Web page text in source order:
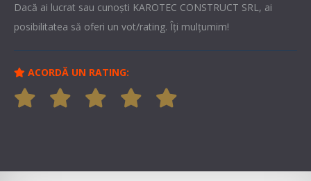
Dacă ai lucrat sau cunoşti KAROTEC CONSTRUCT SRL, ai
posibilitatea să oferi un vot/rating. Îți mulțumim!
ACORDĂ UN RATING: